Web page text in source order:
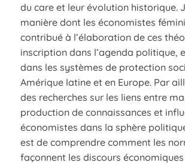
du care et leur évolution historique.
manière dont les économistes
contribué à l’élaboration de ces
inscription dans l’agenda politique,
dans les systèmes de protection
Amérique latine et en Europe. Par
des recherches sur les liens entre
production de connaissances et
économistes dans la sphère
est de comprendre comment les
façonnent les discours